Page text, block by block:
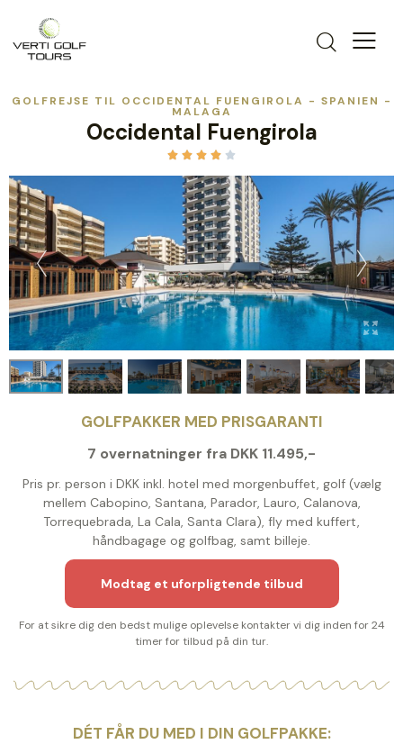
GOLFREJSE TIL OCCIDENTAL FUENGIROLA - SPANIEN -
MALAGA
Occidental Fuengirola
    
GOLFPAKKER MED PRISGARANTI
7 overnatninger fra DKK 11.495,-
Pris pr. person i DKK inkl. hotel med morgenbuffet, golf (vælg
mellem Cabopino, Santana, Parador, Lauro, Calanova,
Torrequebrada, La Cala, Santa Clara), fly med kuffert,
håndbagage og golfbag, samt billeje.
Modtag et uforpligtende tilbud
For at sikre dig den bedst mulige oplevelse kontakter vi dig inden for 24
timer for tilbud på din tur.
DÉT FÅR DU MED I DIN GOLFPAKKE: